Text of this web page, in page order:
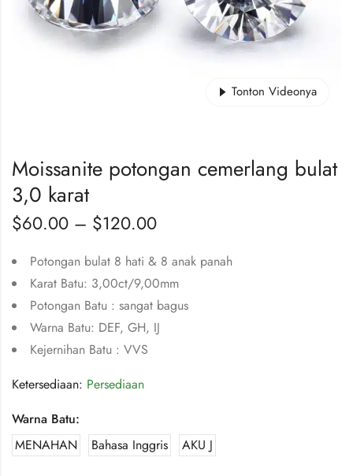
Tonton Videonya
Moissanite potongan cemerlang bulat
3,0 karat
$60.00 – $120.00
Potongan bulat 8 hati & 8 anak panah
Karat Batu: 3,00ct/9,00mm
Potongan Batu : sangat bagus
Warna Batu: DEF, GH, IJ
Kejernihan Batu : VVS
Ketersediaan: Persediaan
Warna Batu:
MENAHAN
Bahasa Inggris AKU J